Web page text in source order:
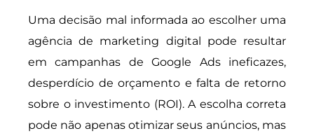
Uma decisão mal informada ao escolher uma
agência de marketing digital pode resultar
em campanhas de Google Ads ineficazes,
desperdício de orçamento e falta de retorno
sobre o investimento (ROI). A escolha correta
pode não apenas otimizar seus anúncios, mas